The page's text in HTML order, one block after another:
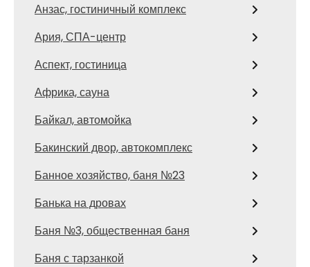
Анзас, гостиничный комплекс
Ария, СПА-центр
Аспект, гостиница
Африка, сауна
Байкал, автомойка
Бакинский двор, автокомплекс
Банное хозяйство, баня №23
Банька на дровах
Баня №3, общественная баня
Баня с тарзанкой